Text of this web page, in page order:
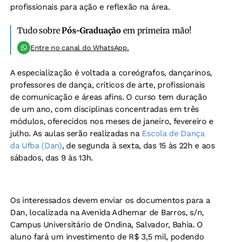
profissionais para ação e reflexão na área.
Tudo sobrePós-Graduação em primeira mão!
Entre no canal do WhatsApp.
A especialização é voltada a coreógrafos, dançarinos,
professores de dança, críticos de arte, profissionais
de comunicação e áreas afins. O curso tem duração
de um ano, com disciplinas concentradas em três
módulos, oferecidos nos meses de janeiro, fevereiro e
julho. As aulas serão realizadas na Escola de Dança
da Ufba (Dan), de segunda à sexta, das 15 às 22h e aos
sábados, das 9 às 13h.
Os interessados devem enviar os documentos para a
Dan, localizada na Avenida Adhemar de Barros, s/n,
Campus Universitário de Ondina, Salvador, Bahia. O
aluno fará um investimento de R$ 3,5 mil, podendo